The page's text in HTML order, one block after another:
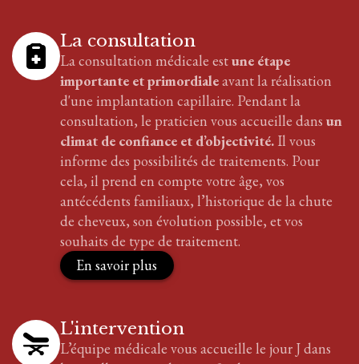
La consultation
La consultation médicale estune étape
importante et primordialeavant la réalisation
d'une implantation capillaire. Pendant la
consultation, le praticien vous accueille dans un
climat de confiance et d’objectivité. Il vous
informe des possibilités de traitements. Pour
cela, il prend en compte votre âge, vos
antécédents familiaux, l’historique de la chute
de cheveux, son évolution possible, et vos
souhaits de type de traitement.
En savoir plus
L'intervention
L’équipe médicale vous accueille le jour J dans